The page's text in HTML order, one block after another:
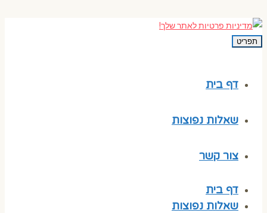
תפריט
דף בית
שאלות נפוצות
צור קשר
דף בית
שאלות נפוצות